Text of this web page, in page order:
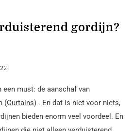
gordijn?
must: de aanschaf van
(Curtains) . En dat is niet voor niets,
bieden enorm veel voordeel. En